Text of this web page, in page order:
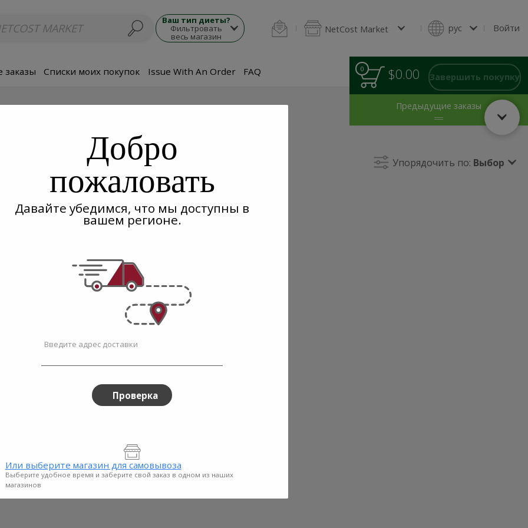
Ваш тип диеты?
Фильтровать
весь магазин
NetCost Market рус Войти
Списки моих покупок Issue With An Order FAQ
Упорядочить по: Выбор
0
0
товаров
в
корзине
Итого
$0.00 Завершить покупку
Предыдущие заказы
Добро
пожаловать
Давайте убедимся, что мы доступны в
вашем регионе.
Введите адрес доставки
Проверка
Или выберите магазин для самовывоза
Выберите удобное время и заберите свой заказ в одном из наших
магазинов